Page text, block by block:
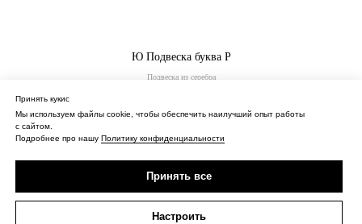
Принять кукис
Мы используем файлы cookie, чтобы обеспечить наилучший опыт работы
с сайтом.
Подробнее про нашу Политику конфиденциальности
Принять все
Настроить
Ю Подвеска буква Р
Подвеска из серебра